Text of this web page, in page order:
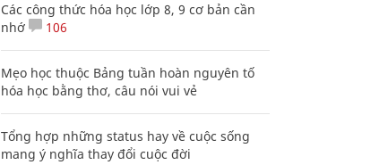
Các công thức hóa học lớp 8, 9 cơ bản cần
nhớ
106
Mẹo học thuộc Bảng tuần hoàn nguyên tố
hóa học bằng thơ, câu nói vui vẻ
Tổng hợp những status hay về cuộc sống
mang ý nghĩa thay đổi cuộc đời